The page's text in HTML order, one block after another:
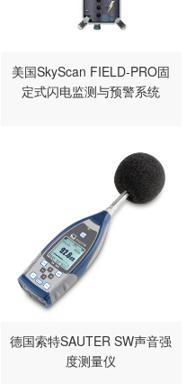
美国SkyScan FIELD-PRO固
定式闪电监测与预警系统
德国索特SAUTER SW声音强
度测量仪